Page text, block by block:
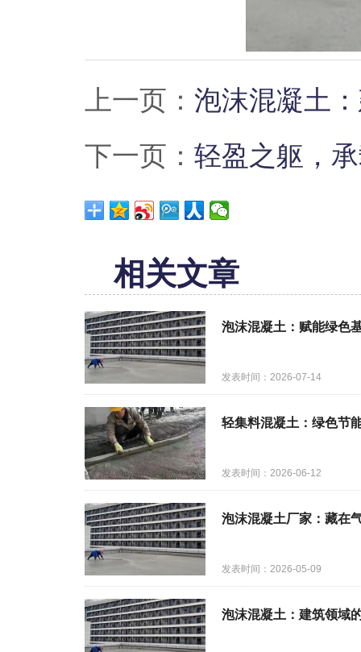
上一页： 泡沫混凝土
下一页： 轻盈之躯，
相关文章
泡沫混凝土：赋能绿色
发表时间：2026-07-14
轻集料混凝土：绿色节
发表时间：2026-06-12
泡沫混凝土厂家：藏在
发表时间：2026-05-09
泡沫混凝土：建筑领域